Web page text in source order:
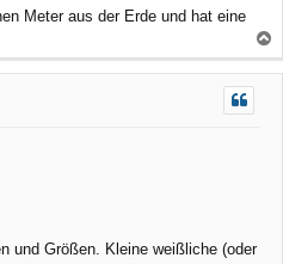
Meter aus der Erde und hat eine
a
und Größen. Kleine weißliche (oder